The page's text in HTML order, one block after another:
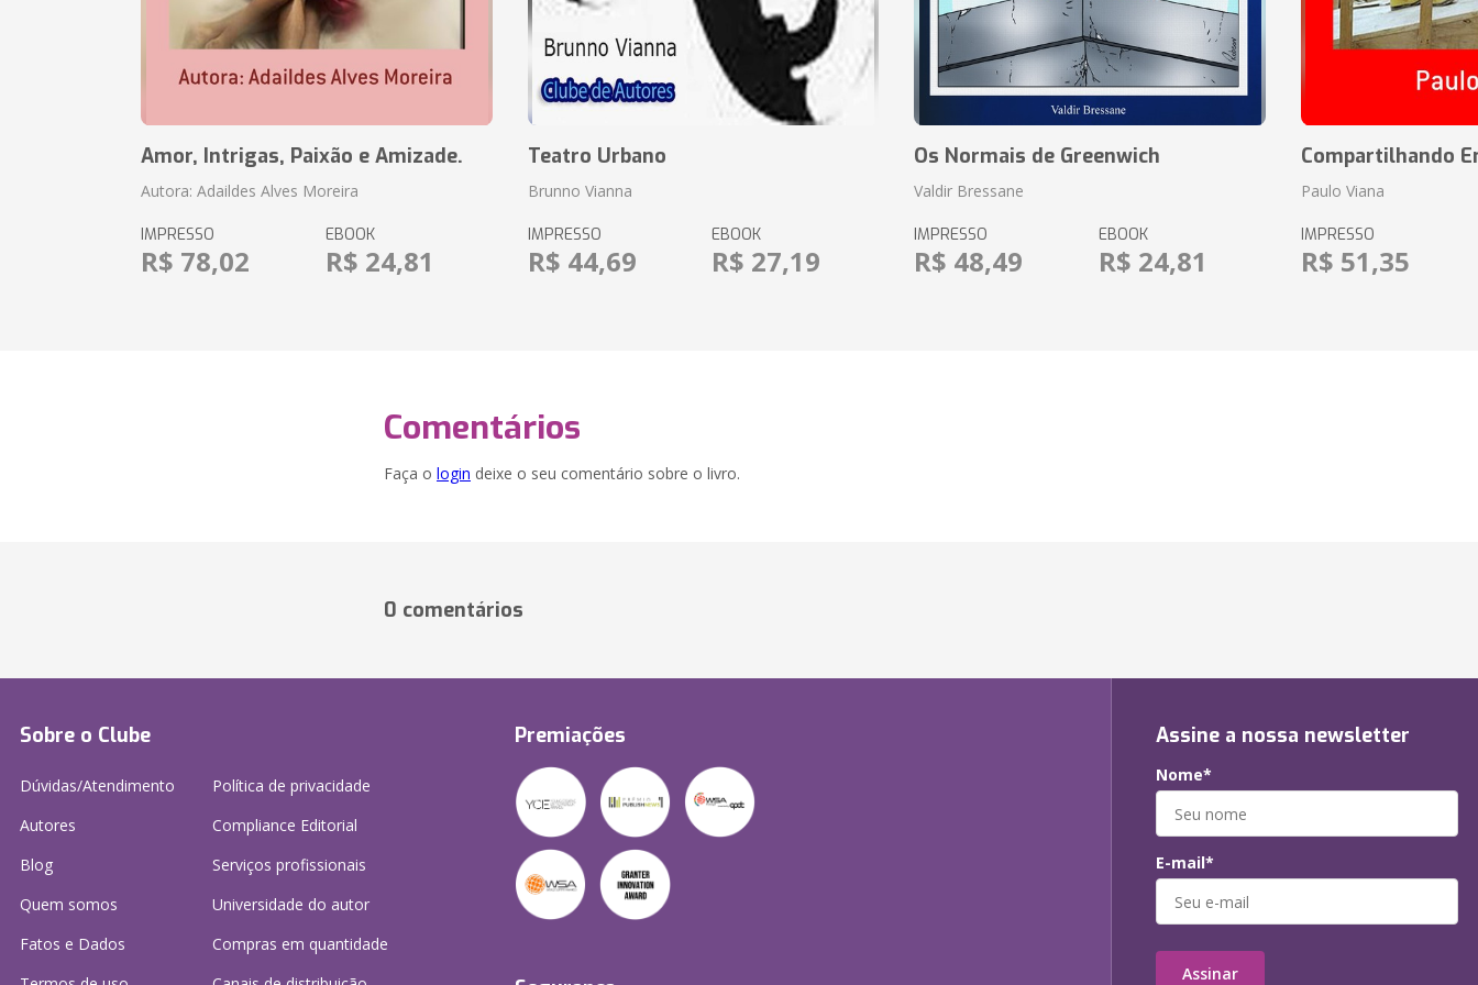
Amor, Intrigas, Paixão e Amizade.
Autora: Adaildes Alves Moreira
IMPRESSO
R$ 78,02
EBOOK
R$ 24,81
Teatro Urbano
Brunno Vianna
IMPRESSO
R$ 44,69
EBOOK
R$ 27,19
Os Normais de Greenwich
Valdir Bressane
IMPRESSO
R$ 48,49
EBOOK
R$ 24,81
Compartilhando
Paulo Viana
IMPRESSO
R$ 51,35
Comentários
Faça o login deixe o seu comentário sobre o livro.
0 comentários
Sobre o Clube
Dúvidas/Atendimento
Autores
Blog
Quem somos
Fatos e Dados
Política de privacidade
Compliance Editorial
Serviços profissionais
Universidade do autor
Compras em quantidade
Premiações Assine a nossa newsletter
Nome*
E-mail*
Assinar